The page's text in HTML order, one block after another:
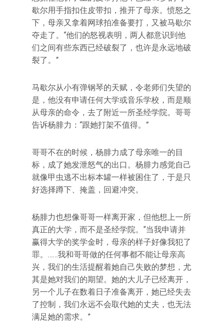
歇尔用手指扣住皮带扣，推开了母亲。愤怒之
下，母亲又拿着网球拍准备要打，又被马歇尔
夺走了。“他们的怒视表明，两人都意识到他
们之间有些东西已经破裂了，也许是永远地破
裂了。”
马歇尔从小有弹钢琴的天赋，令老师们失望的
是，他没有申请任何大学或音乐学校，而是顺
从母亲的命令，去了附近一所圣经学院。哥哥
告诉杨腓力：“跟她打架不值得。”
哥哥不在的时候，杨腓力成了母亲唯一的目
标，成了她发泄怒气的出口。杨腓力感觉自己
就像甲虫逃不出标本罐一样被困住了，于是只
好选择蹲下、掩盖，回避冲突。
杨腓力也想像哥哥一样离开家，但他想上一所
真正的大学，而不是圣经学院。“当我申请并
赢得大学的奖学金时，母亲的样子好像我犯了
罪。……我和哥哥做的任何事都不能让母亲高
兴，我们的生活提醒着她自己失败的梦想，尤
其是她对我们的期望。她的大儿子已经离开，
另一个儿子在数着日子准备离开，她已经失去
了控制，我们永远不会取代她的丈夫，也无法
满足她的需求。”